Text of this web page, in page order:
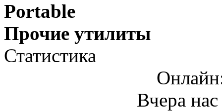
Portable
Прочие утилиты
Статистика
Вчера